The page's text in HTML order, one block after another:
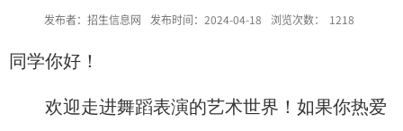
发布者：招生信息网 发布时间：2024-04-18 浏览次数： 1218
同学你好！
欢迎走进舞蹈表演的艺术世界！如果你热爱